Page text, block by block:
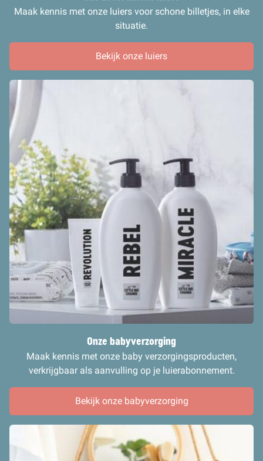
Maak kennis met onze luiers voor schone billetjes, in elke
situatie.
Bekijk onze luiers
Onze babyverzorging
Maak kennis met onze baby verzorgingsproducten,
verkrijgbaar als aanvulling op je luierabonnement.
Bekijk onze babyverzorging